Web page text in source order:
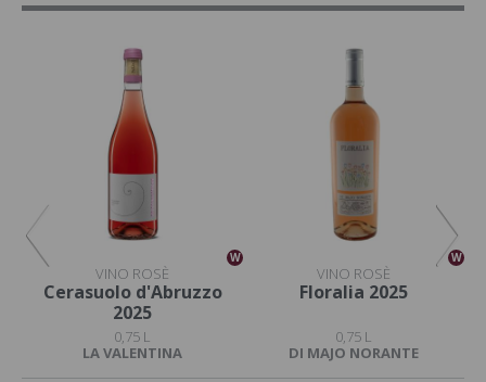
W
VINO ROSÈ
Cerasuolo d'Abruzzo
2025
0,75 L
LA VALENTINA
W
VINO ROSÈ
Floralia 2025
0,75 L
DI MAJO NORANTE